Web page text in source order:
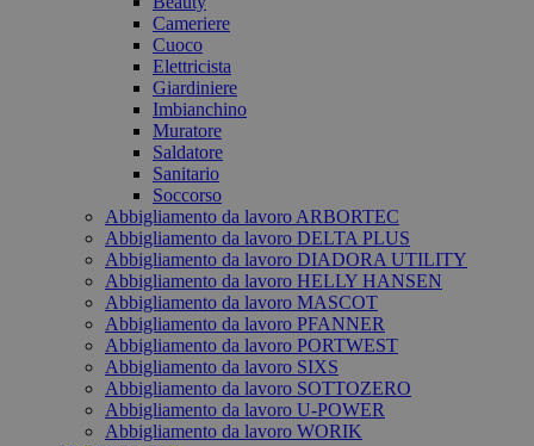
Cameriere
Cuoco
Elettricista
Giardiniere
Imbianchino
Muratore
Saldatore
Sanitario
Soccorso
Abbigliamento da lavoro ARBORTEC
Abbigliamento da lavoro DELTA PLUS
Abbigliamento da lavoro DIADORA UTILITY
Abbigliamento da lavoro HELLY HANSEN
Abbigliamento da lavoro MASCOT
Abbigliamento da lavoro PFANNER
Abbigliamento da lavoro PORTWEST
Abbigliamento da lavoro SIXS
Abbigliamento da lavoro SOTTOZERO
Abbigliamento da lavoro U-POWER
Abbigliamento da lavoro WORIK